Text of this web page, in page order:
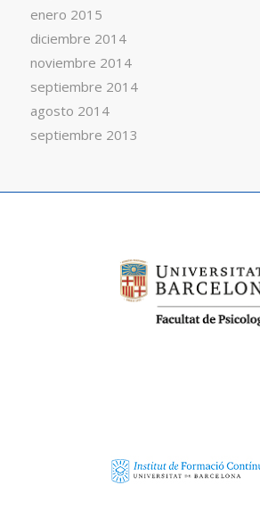
enero 2015
diciembre 2014
noviembre 2014
septiembre 2014
agosto 2014
septiembre 2013